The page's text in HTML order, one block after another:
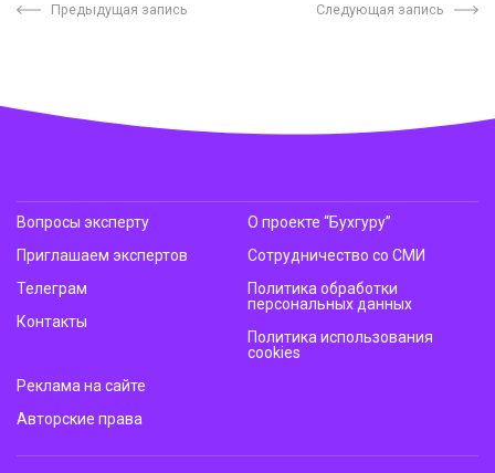
Предыдущая запись Следующая запись
Вопросы эксперту
Приглашаем экспертов
Телеграм
Контакты
О проекте “Бухгуру”
Сотрудничество со СМИ
Политика обработки
персональных данных
Политика использования
cookies
Реклама на сайте
Авторские права